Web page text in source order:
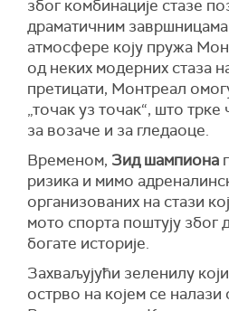
због комбинације стазе
драматичним завршницама
атмосфере коју пружа
од неких модерних стаза
претицати, Монтреал
„точак уз точак“, што
за возаче и за гледаоце.
Временом, Зид шампиона
ризика и мимо
организованих на стази
мото спорта поштују због
богате историје.
Захваљујући зеленилу
острво на којем се налази